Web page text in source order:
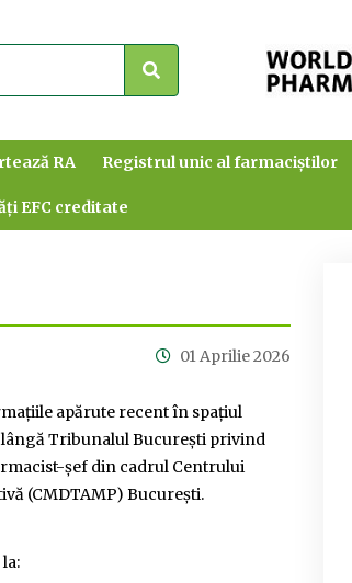
RA Registrul unic al farmaciștilor
EFC creditate
01 Aprilie 2026
apărute recent în spațiul
lângă Tribunalul București privind
șef din cadrul Centrului
(CMDTAMP) București.